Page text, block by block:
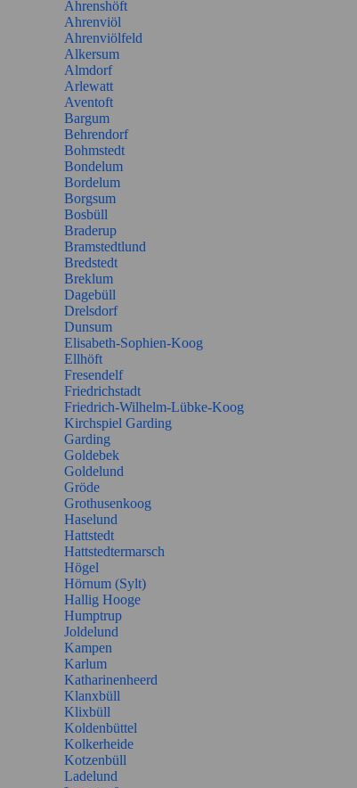
Ahrenshöft
Ahrenviöl
Ahrenviölfeld
Alkersum
Almdorf
Arlewatt
Aventoft
Bargum
Behrendorf
Bohmstedt
Bondelum
Bordelum
Borgsum
Bosbüll
Braderup
Bramstedtlund
Bredstedt
Breklum
Dagebüll
Drelsdorf
Dunsum
Elisabeth-Sophien-Koog
Ellhöft
Fresendelf
Friedrichstadt
Friedrich-Wilhelm-Lübke-Koog
Kirchspiel Garding
Garding
Goldebek
Goldelund
Gröde
Grothusenkoog
Haselund
Hattstedt
Hattstedtermarsch
Högel
Hörnum (Sylt)
Hallig Hooge
Humptrup
Joldelund
Kampen
Karlum
Katharinenheerd
Klanxbüll
Klixbüll
Koldenbüttel
Kolkerheide
Kotzenbüll
Ladelund